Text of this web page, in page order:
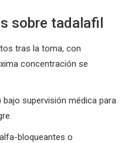
sobre tadalafil
tras la toma, con
concentración se
supervisión médica para
bloqueantes o